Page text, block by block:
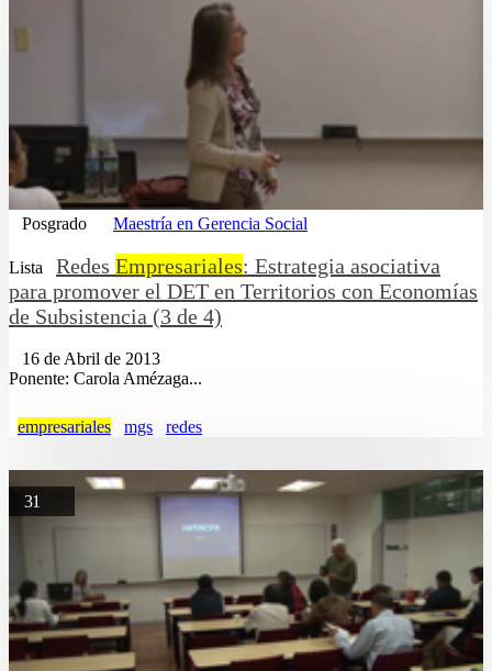
Posgrado Maestría en Gerencia Social
Lista Redes Empresariales: Estrategia asociativa
para promover el DET en Territorios con Economías
de Subsistencia (3 de 4)
16 de Abril de 2013
Ponente: Carola Amézaga...
empresariales mgs redes
31